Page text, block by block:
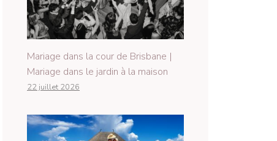
Mariage dans la cour de Brisbane |
Mariage dans le jardin à la maison
22 juillet 2026